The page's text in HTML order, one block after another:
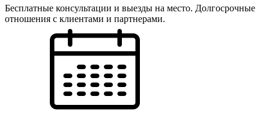
Бесплатные консультации и выезды на место. Долгосрочные
отношения с клиентами и партнерами.